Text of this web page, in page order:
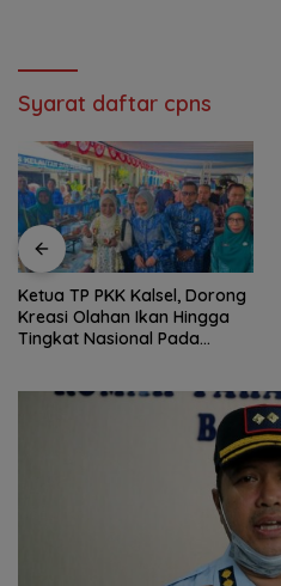
Syarat daftar cpns
Ketua TP PKK Kalsel, Dorong
Kreasi Olahan Ikan Hingga
Tingkat Nasional Pada